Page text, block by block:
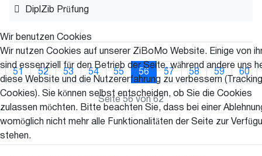
DiplZib Prüfung
51 52 53 54 55 56 57 58 59 60
Seite 56 von 62
Wir benutzen Cookies
Wir nutzen Cookies auf unserer ZiBoMo Website. Einige von
sind essenziell für den Betrieb der Seite, während andere uns
diese Website und die Nutzererfahrung zu verbessern (Tracking
Cookies). Sie können selbst entscheiden, ob Sie die Cookies
zulassen möchten. Bitte beachten Sie, dass bei einer
womöglich nicht mehr alle Funktionalitäten der Seite zur
stehen.